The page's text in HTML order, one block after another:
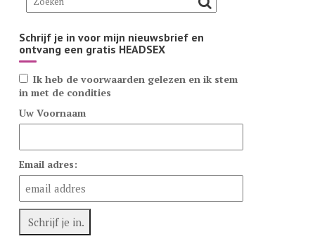
Schrijf je in voor mijn nieuwsbrief en
ontvang een gratis HEADSEX
Ik heb de voorwaarden gelezen en ik stem
in met de condities
Uw Voornaam
Email adres: